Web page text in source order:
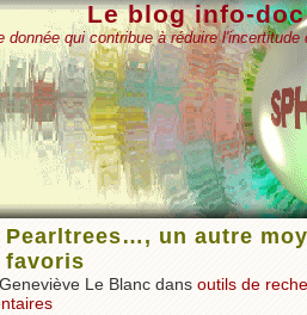
Le blog info-
donnée qui contribue à réduire
Pearltrees…, un autre
favoris
Le Blanc dans outils de